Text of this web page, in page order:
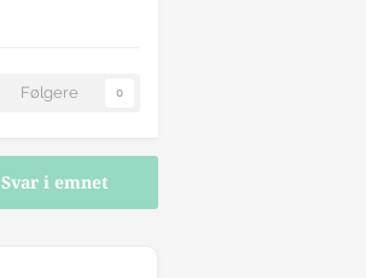
Følgere 0
Svar i emnet